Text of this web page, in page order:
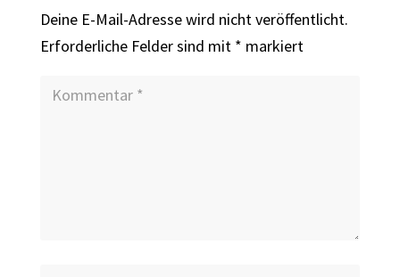
Deine E-Mail-Adresse wird nicht veröffentlicht.
Erforderliche Felder sind mit * markiert